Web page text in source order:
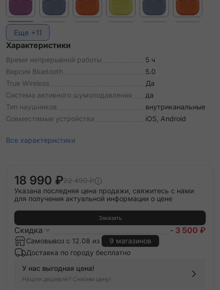
Еще +11
Характеристики
Время непрерывной работы
5 ч
Версия Bluetooth
5.0
True Wireless
Да
Система активного шумоподавления
да
Тип наушников
внутриканальные
Совместимые устройства
iOS, Android
Все характеристики
18 990 ₽22 490 ₽
Указана последняя цена продажи, свяжитесь с нами
для получения актуальной информации о цене
Заказать
Скидка - 3 500 ₽
Самовывоз с 12.08 из
9 магазинов
Доставка по городу бесплатно
У нас выгодная цена!
Нашли дешевле? Снизим цену!